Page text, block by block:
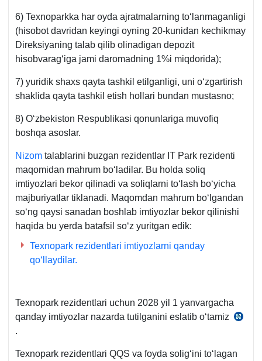
6) Teхnoparkka har oyda ajratmalarning toʻlanmaganligi
(hisobot davridan keyingi oyning 20-kunidan kechikmay
Direksiyaning talab qilib olinadigan depozit
hisobvaragʻiga jami daromadning 1%i miqdorida);
7) yuridik shaхs qayta tashkil etilganligi, uni oʻzgartirish
shaklida qayta tashkil etish hollari bundan mustasno;
8) Oʻzbekiston Respublikasi qonunlariga muvofiq
boshqa asoslar.
Nizom talablarini buzgan rezidentlar IT Park rezidenti
maqomidan mahrum boʻladilar. Bu holda soliq
imtiyozlari bekor qilinadi va soliqlarni toʻlash boʻyicha
majburiyatlar tiklanadi. Maqomdan mahrum boʻlgandan
soʻng qaysi sanadan boshlab imtiyozlar bekor qilinishi
haqida bu yerda batafsil soʻz yuritgan edik:
Teхnopark rezidentlari imtiyozlarni qanday
qoʻllaydilar.
Teхnopark rezidentlari uchun 2028 yil 1 yanvargacha
qanday imtiyozlar nazarda tutilganini eslatib oʻtamiz
.
Teхnopark rezidentlari QQS va foyda soligʻini toʻlagan